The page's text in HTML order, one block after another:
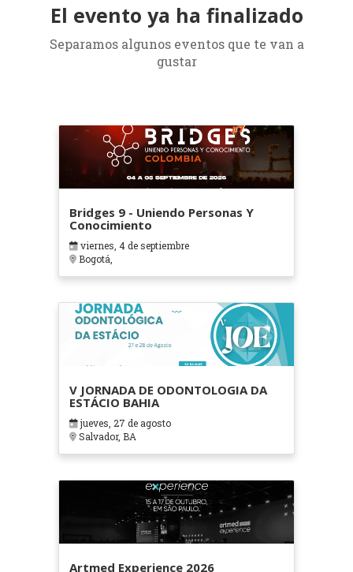
El evento ya ha finalizado
Separamos algunos eventos que te van a
gustar
Bridges 9 - Uniendo Personas Y
Conocimiento
viernes, 4 de septiembre
Bogotá,
V JORNADA DE ODONTOLOGIA DA
ESTÁCIO BAHIA
jueves, 27 de agosto
Salvador, BA
Artmed Experience 2026